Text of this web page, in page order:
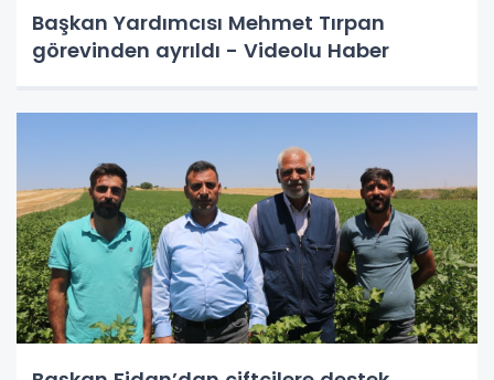
Başkan Yardımcısı Mehmet Tırpan
görevinden ayrıldı - Videolu Haber